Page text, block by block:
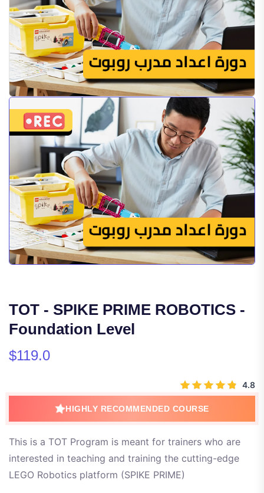
TOT - SPIKE PRIME ROBOTICS -
Foundation Level
$119.0
4.8
HIGHLY RECOMMENDED COURSE
This is a TOT Program is meant for trainers who are
interested in teaching and training the cutting-edge
LEGO Robotics platform (SPIKE PRIME)